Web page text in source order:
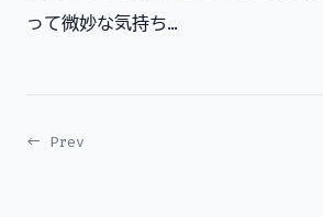
って微妙な気持ち…
← Prev